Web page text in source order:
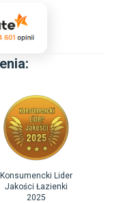
Konsumencki Lider
Jakości Łazienki
2025